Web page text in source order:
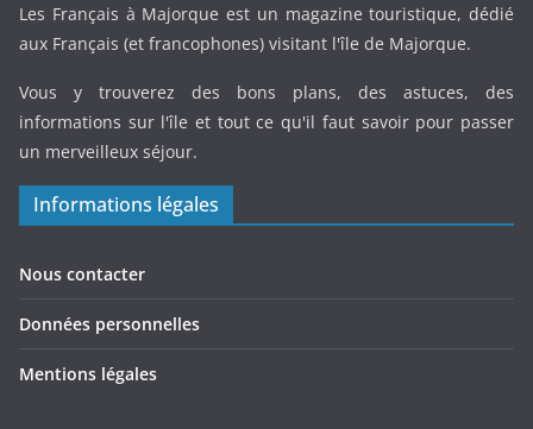
Les Français à Majorque est un magazine touristique, dédié
aux Français (et francophones) visitant l'île de Majorque.
Vous y trouverez des bons plans, des astuces, des
informations sur l'île et tout ce qu'il faut savoir pour passer
un merveilleux séjour.
Informations légales
Nous contacter
Données personnelles
Mentions légales